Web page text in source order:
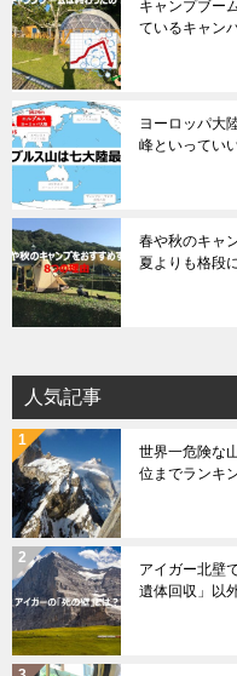
キャンプブー
ているキャン
ヨーロッパ大
峰といってい
春や秋のキャ
夏よりも格段
人気記事
世界一危険な
位までランキ
アイガー北壁
遺体回収」以